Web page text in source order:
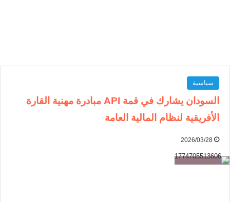
سياسية
السودان يشارك في قمة API مبادرة مهنية القارة
الأفريقية لنظام المالية العامة
2026/03/28